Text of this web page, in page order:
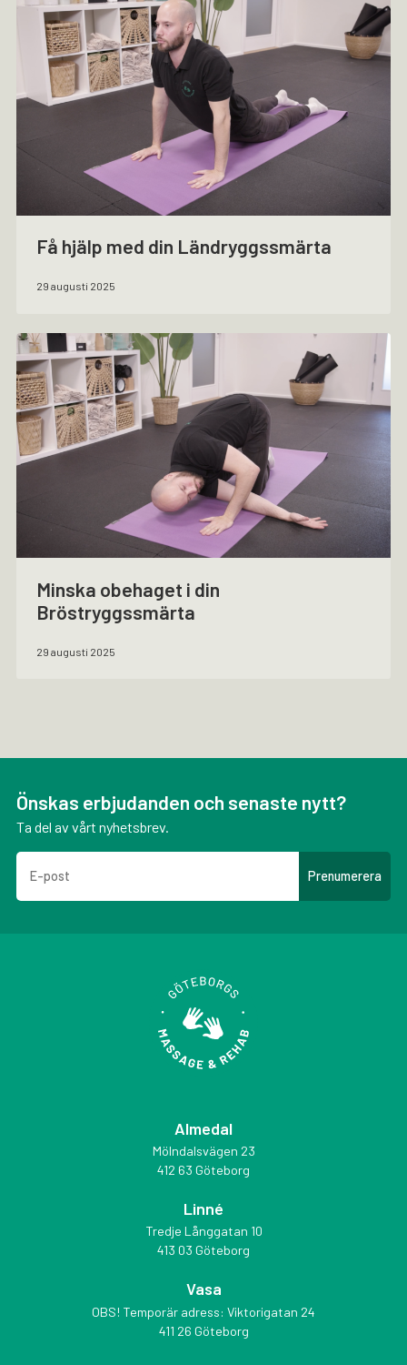
Få hjälp med din Ländryggssmärta
29 augusti 2025
Minska obehaget i din
Bröstryggssmärta
29 augusti 2025
Önskas erbjudanden och senaste nytt?
Ta del av vårt nyhetsbrev.
Almedal
Mölndalsvägen 23
412 63 Göteborg
Linné
Tredje Långgatan 10
413 03 Göteborg
Vasa
OBS! Temporär adress: Viktorigatan 24
411 26 Göteborg